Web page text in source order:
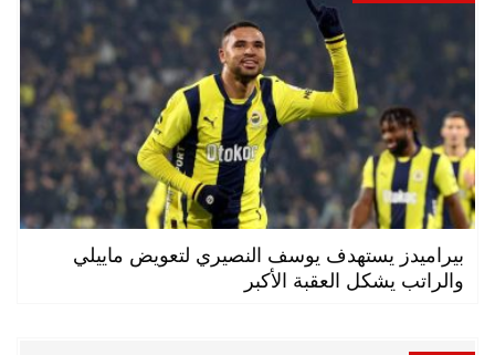
بيراميدز يستهدف يوسف النصيري لتعويض ماييلي
والراتب يشكل العقبة الأكبر